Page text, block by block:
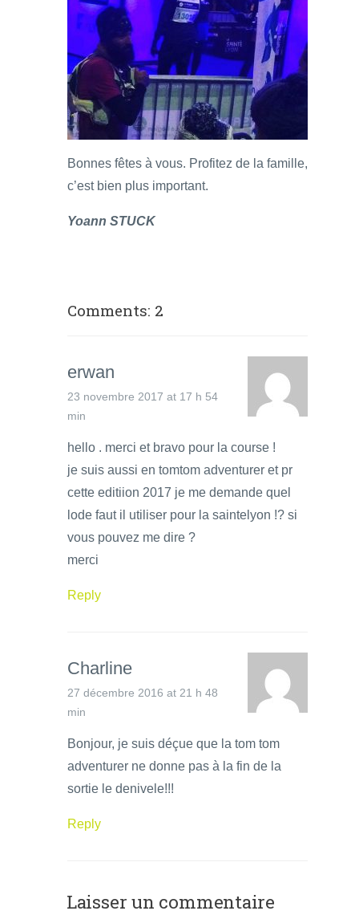
Bonnes fêtes à vous. Profitez de la famille,
c’est bien plus important.
Yoann STUCK
Comments: 2
erwan
23 novembre 2017 at 17 h 54
min
hello . merci et bravo pour la course !
je suis aussi en tomtom adventurer et pr
cette editiion 2017 je me demande quel
lode faut il utiliser pour la saintelyon !? si
vous pouvez me dire ?
merci
Reply
Charline
27 décembre 2016 at 21 h 48
min
Bonjour, je suis déçue que la tom tom
adventurer ne donne pas à la fin de la
sortie le denivele!!!
Reply
Laisser un commentaire